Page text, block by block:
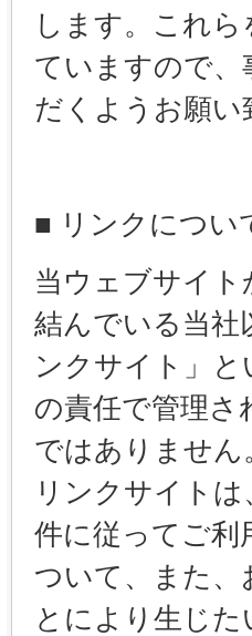
します。これ
ていますので、
だくようお願い
■ リンクについ
当ウェブサイ
結んでいる当社
ンクサイト」
の責任で管理さ
ではありません
リンクサイト
件に従ってご利
ついて、また
とにより生じ